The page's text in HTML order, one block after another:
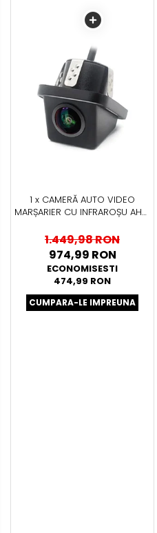
ANDROID, P-OCTACORE / 2GB
RAM + 32GB ROM, 9 INCH -
1 x CAMERĂ AUTO VIDEO
MARȘARIER CU INFRAROȘU AHD,
DESCHIS 155° - AD-BGCM10-G
1.449,98 RON
974,99 RON
ECONOMISESTI
474,99 RON
CUMPARA-LE IMPREUNA